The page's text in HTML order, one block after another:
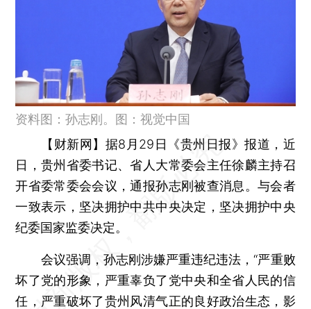
资料图：孙志刚。图：视觉中国
【财新网】 据8月29日《贵州日报》报道，近
日，贵州省委书记、省人大常委会主任徐麟主持召
开省委常委会会议，通报孙志刚被查消息。与会者
一致表示，坚决拥护中共中央决定，坚决拥护中央
纪委国家监委决定。
会议强调，孙志刚涉嫌严重违纪违法，“严重败
坏了党的形象，严重辜负了党中央和全省人民的信
任，严重破坏了贵州风清气正的良好政治生态，影